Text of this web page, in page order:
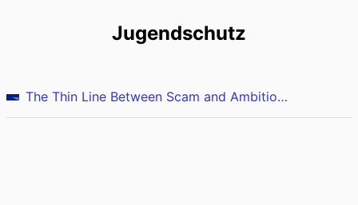
Jugendschutz
The Thin Line Between Scam and Ambitious Entrepreneurship